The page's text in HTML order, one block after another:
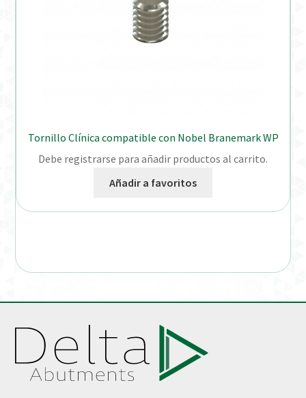
Tornillo Clínica compatible con Nobel Branemark WP
Debe registrarse para añadir productos al carrito.
Añadir a favoritos